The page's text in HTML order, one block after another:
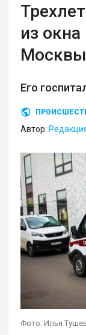
из
Москвы
Его
Автор:
Фото: Илья